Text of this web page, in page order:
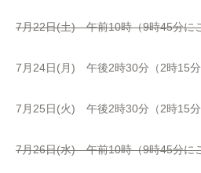
7月22日(土) 午前10時（9時45分に
7月24日(月) 午後2時30分（2時15分
7月25日(火) 午後2時30分（2時15分
7月26日(水) 午前10時（9時45分に